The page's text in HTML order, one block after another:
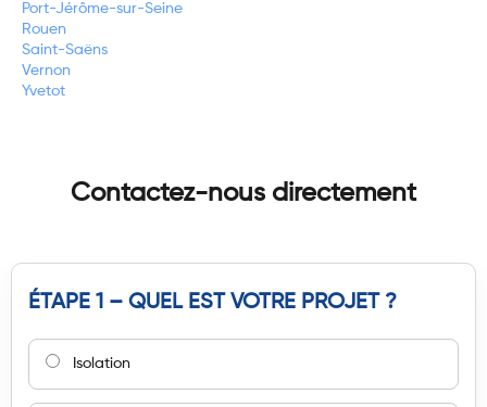
Port-Jérôme-sur-Seine
Rouen
Saint-Saëns
Vernon
Yvetot
Contactez-nous directement
ÉTAPE 1 – QUEL EST VOTRE PROJET ?
Isolation